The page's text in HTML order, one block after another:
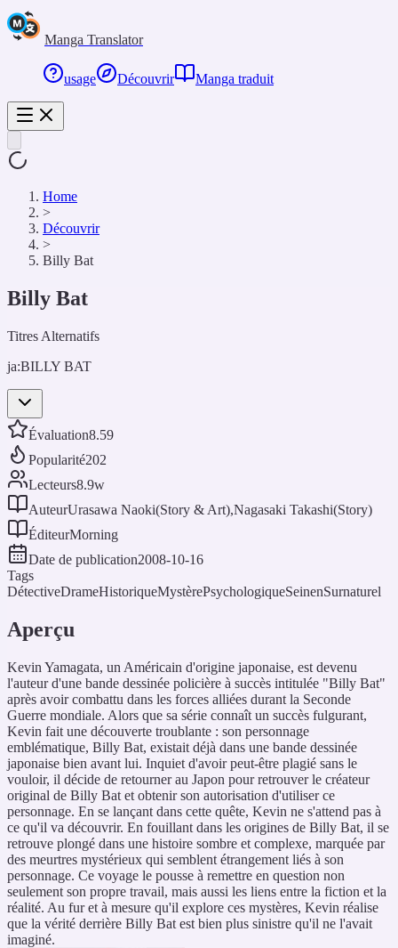
Manga Translator
usage Découvrir Manga traduit
Home
>
Découvrir
>
Billy Bat
Billy Bat
Titres Alternatifs
ja:BILLY BAT
Évaluation8.59
Popularité202
Lecteurs8.9w
AuteurUrasawa Naoki(Story & Art),Nagasaki Takashi(Story)
ÉditeurMorning
Date de publication2008-10-16
Tags
DétectiveDrameHistoriqueMystèrePsychologiqueSeinenSurnaturel
Aperçu
Kevin Yamagata, un Américain d'origine japonaise, est devenu
l'auteur d'une bande dessinée policière à succès intitulée "Billy Bat"
après avoir combattu dans les forces alliées durant la Seconde
Guerre mondiale. Alors que sa série connaît un succès fulgurant,
Kevin fait une découverte troublante : son personnage
emblématique, Billy Bat, existait déjà dans une bande dessinée
japonaise bien avant lui. Inquiet d'avoir peut-être plagié sans le
vouloir, il décide de retourner au Japon pour retrouver le créateur
original de Billy Bat et obtenir son autorisation d'utiliser ce
personnage. En se lançant dans cette quête, Kevin ne s'attend pas à
ce qu'il va découvrir. En fouillant dans les origines de Billy Bat, il se
retrouve plongé dans une histoire sombre et complexe, marquée par
des meurtres mystérieux qui semblent étrangement liés à son
personnage. Ce voyage le pousse à remettre en question non
seulement son propre travail, mais aussi les liens entre la fiction et la
réalité. Au fur et à mesure qu'il explore ces mystères, Kevin réalise
que la vérité derrière Billy Bat est bien plus sinistre qu'il ne l'avait
imaginé.